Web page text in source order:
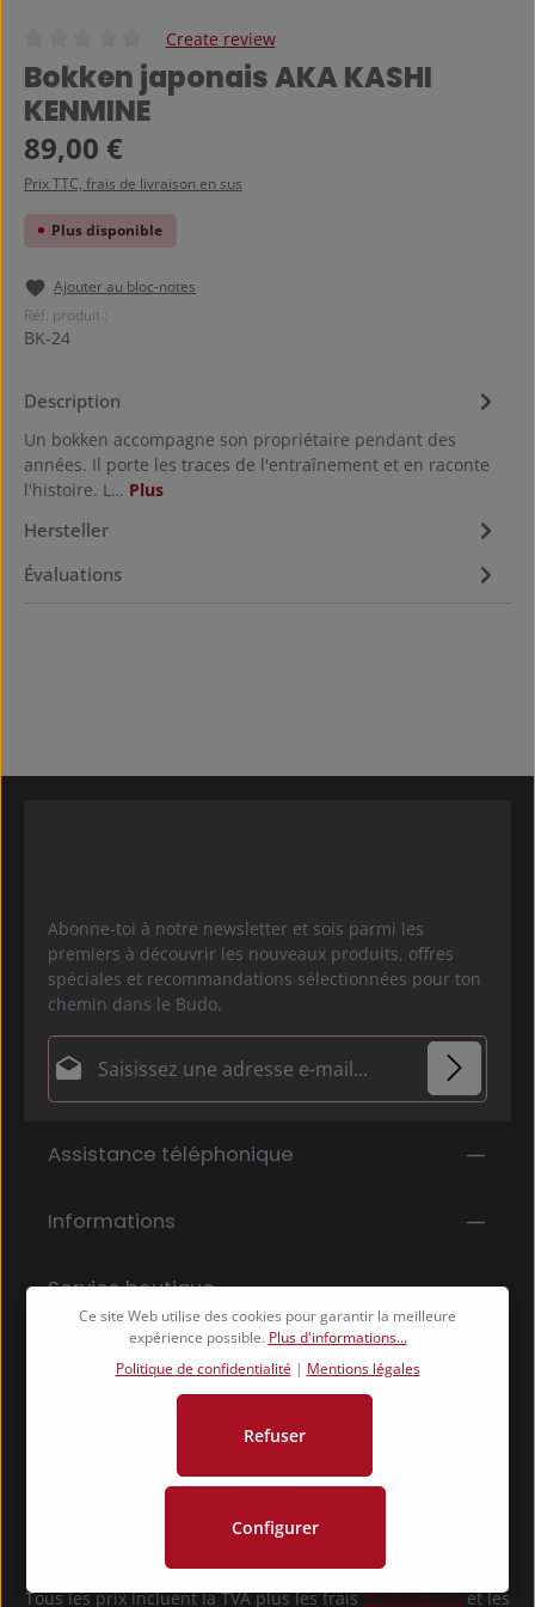
Note moyenne de 0 sur 5 étoiles
Create review
Bokken japonais AKA KASHI
KENMINE
Prix régulier :
89,00 €
Prix TTC, frais de livraison en sus
Plus disponible
Ajouter au bloc-notes
Réf. produit :
BK-24
Description
Un bokken accompagne son propriétaire pendant des
années. Il porte les traces de l'entraînement et en raconte
l'histoire. L… Plus
Hersteller
Évaluations
Abonne-toi à notre newsletter et sois parmi les
premiers à découvrir les nouveaux produits, offres
spéciales et recommandations sélectionnées pour ton
chemin dans le Budo.
Adresse e-mail*
En sélectionnant Continuer, vous confirmez que
informations sur la protection des données
vous avez accepté nos
Les champs marqués d'un astérisque (*) sont
obligatoires.
Assistance téléphonique
Informations
Service boutique
Tous les prix incluent la TVA plus les fraisd'expéditionet les
Ce site Web utilise des cookies pour garantir la meilleure
expérience possible. Plus d'informations...
Politique de confidentialité | Mentions légales
Refuser
Configurer